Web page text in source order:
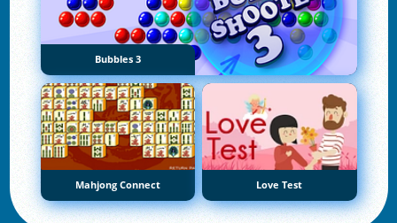
Bubbles 3
Mahjong Connect Love Test